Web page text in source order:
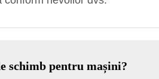
schimb pentru mașini?